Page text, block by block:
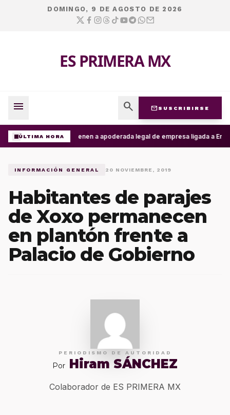
DOMINGO, 9 DE AGOSTO DE 2026
ES PRIMERA MX
menu search mail SUSCRIBIRSE
ÚLTIMA HORA Detienen a apoderada legal de empresa ligada a
INFORMACIÓN GENERAL 20 NOVIEMBRE, 2019
Habitantes de parajes
de Xoxo permanecen
en plantón frente a
Palacio de Gobierno
PERIODISMO DE AUTORIDAD
Por Hiram SÁNCHEZ
Colaborador de ES PRIMERA MX